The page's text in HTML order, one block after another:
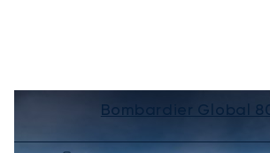
Bombardier Global